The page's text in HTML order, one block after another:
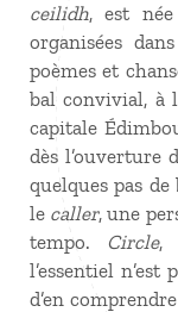
ceilidh, est
organisées
poèmes et
bal convivial, à
capitale
dès l’ouverture
quelques pas
le caller, une
tempo.
Circle,
l’essentiel
d’en